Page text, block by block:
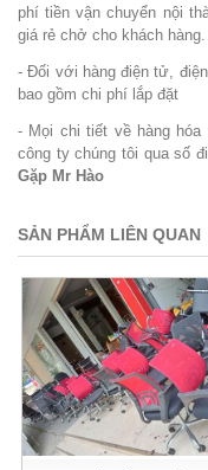
phí tiền vận chuyển nội
giá rẻ chở cho khách hàng.
- Đối với hàng điện tử,
bao gồm chi phí lắp đặt
- Mọi chi tiết về hàng
công ty chúng tôi qua số
Gặp Mr Hào
SẢN PHẨM LIÊN QUAN